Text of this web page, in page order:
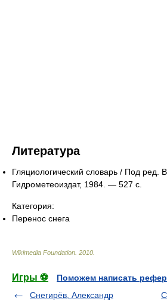
Литература
Гляциологический словарь / Под
Гидрометеоиздат, 1984. — 527 с.
Категория:
Перенос снега
Wikimedia Foundation 2010
Игры ⚽
Поможем написать
Снегирёв, Александр